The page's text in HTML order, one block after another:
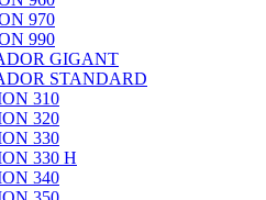
970
990
GIGANT
STANDARD
310
320
330
330 H
340